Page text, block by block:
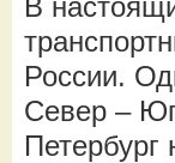
В
России.
Север –